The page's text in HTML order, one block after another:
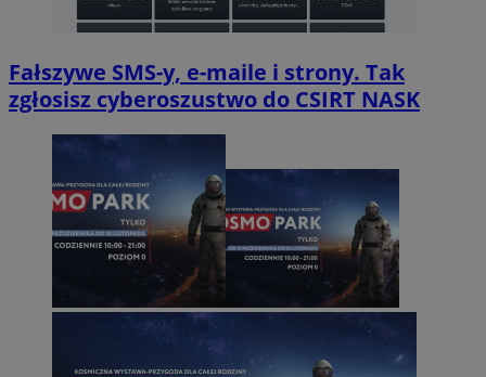
Fałszywe SMS-y, e-maile i strony. Tak
zgłosisz cyberoszustwo do CSIRT NASK